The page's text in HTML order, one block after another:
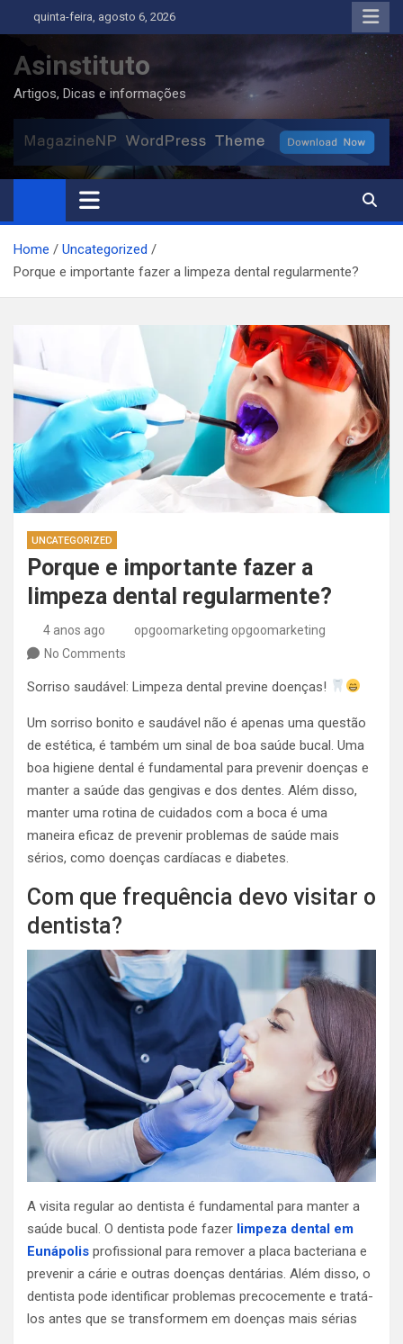
to
content
quinta-feira, agosto 6, 2026
Asinstituto
Artigos, Dicas e informações
Home
Uncategorized
Porque e importante fazer a limpeza dental regularmente?
UNCATEGORIZED
Porque e importante fazer a
limpeza dental regularmente?
4 anos ago
opgoomarketing opgoomarketing
No Comments
Sorriso saudável: Limpeza dental previne doenças!
Um sorriso bonito e saudável não é apenas uma questão
de estética, é também um sinal de boa saúde bucal. Uma
boa higiene dental é fundamental para prevenir doenças e
manter a saúde das gengivas e dos dentes. Além disso,
manter uma rotina de cuidados com a boca é uma
maneira eficaz de prevenir problemas de saúde mais
sérios, como doenças cardíacas e diabetes.
Com que frequência devo visitar o
dentista?
A visita regular ao dentista é fundamental para manter a
saúde bucal. O dentista pode fazer limpeza dental em
Eunápolis profissional para remover a placa bacteriana e
prevenir a cárie e outras doenças dentárias. Além disso, o
dentista pode identificar problemas precocemente e tratá-
los antes que se transformem em doenças mais sérias